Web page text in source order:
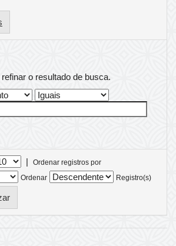
o resultado de busca.
|
Ordenar registros por
Ordenar
Registro(s)